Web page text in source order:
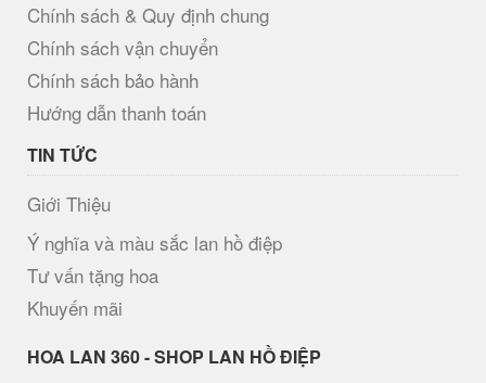
Chính sách & Quy định chung
Chính sách vận chuyển
Chính sách bảo hành
Hướng dẫn thanh toán
TIN TỨC
Giới Thiệu
Ý nghĩa và màu sắc lan hồ điệp
Tư vấn tặng hoa
Khuyến mãi
H​OA LAN 360 - SHOP LAN HỒ ĐIỆP